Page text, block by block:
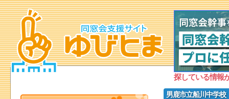
探している情報
男鹿市立船川中学校